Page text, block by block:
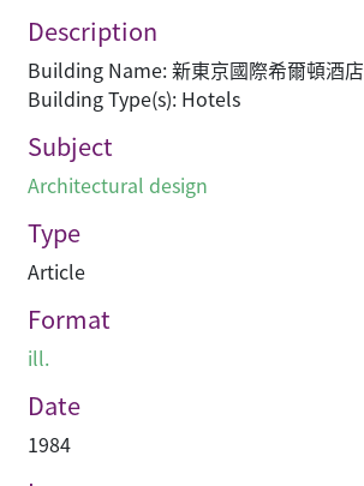
Description
Building Name: 新東京國際希爾頓酒店
Building Type(s): Hotels
Subject
Architectural design
Type
Article
Format
ill.
Date
1984